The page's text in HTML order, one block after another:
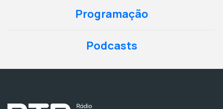
Programação
Podcasts